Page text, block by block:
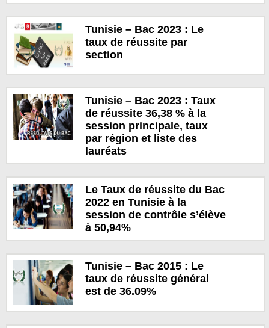
Tunisie – Bac 2023 : Le
taux de réussite par
section
Tunisie – Bac 2023 : Taux
de réussite 36,38 % à la
session principale, taux
par région et liste des
lauréats
Le Taux de réussite du Bac
2022 en Tunisie à la
session de contrôle s’élève
à 50,94%
Tunisie – Bac 2015 : Le
taux de réussite général
est de 36.09%